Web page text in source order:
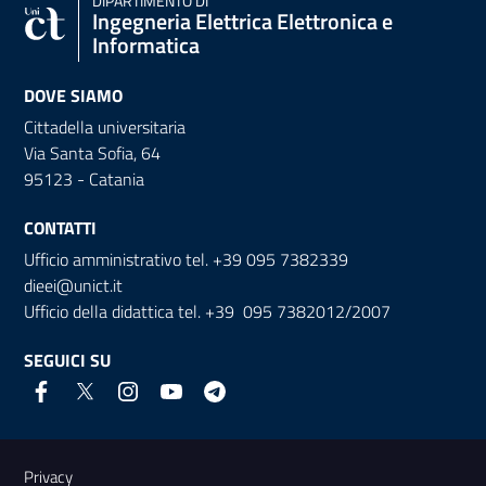
Ingegneria Elettrica Elettronica e
Informatica
DOVE SIAMO
Cittadella universitaria
Via Santa Sofia, 64
95123 - Catania
CONTATTI
Ufficio amministrativo tel. +39 095 7382339
dieei@unict.it
Ufficio della didattica tel. +39 095 7382012/2007
SEGUICI SU
Link e informazioni utili
Privacy